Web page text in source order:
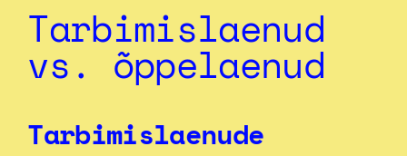
Tarbimislaenud
vs. õppelaenud
Tarbimislaenude